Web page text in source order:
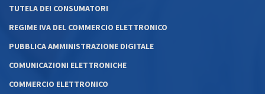
TUTELA DEI CONSUMATORI
REGIME IVA DEL COMMERCIO ELETTRONICO
PUBBLICA AMMINISTRAZIONE DIGITALE
COMUNICAZIONI ELETTRONICHE
COMMERCIO ELETTRONICO